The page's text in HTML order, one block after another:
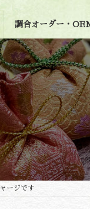
調合オーダー・
ージです